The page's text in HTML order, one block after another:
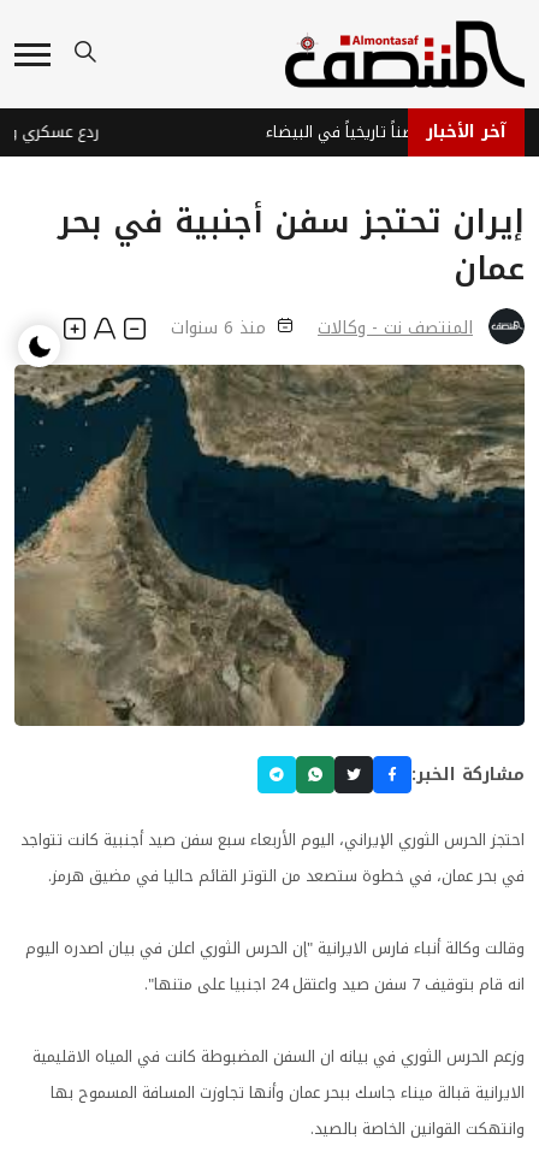
آخر الأخبار
يفجرون حصناً تاريخياً في البيضاء
إيران تحتجز سفن أجنبية في بحر
عمان
المنتصف نت - وكالات منذ 6 سنوات
مشاركة الخبر:
احتجز الحرس الثوري الإيراني، اليوم الأربعاء سبع سفن صيد أجنبية كانت تتواجد
في بحر عمان، في خطوة ستصعد من التوتر القائم حاليا في مضيق هرمز.
وقالت وكالة أنباء فارس الايرانية "إن الحرس الثوري اعلن في بيان اصدره اليوم
انه قام بتوقيف 7 سفن صيد واعتقل 24 اجنبيا على متنها".
وزعم الحرس الثوري في بيانه ان السفن المضبوطة كانت في المياه الاقليمية
الايرانية قبالة ميناء جاسك ببحر عمان وأنها تجاوزت المسافة المسموح بها
وانتهكت القوانين الخاصة بالصيد.